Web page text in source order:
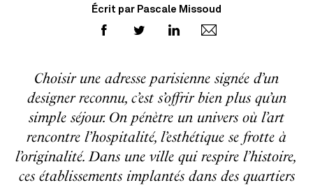
Écrit par Pascale Missoud
Choisir une adresse parisienne signée d’un
designer reconnu, c’est s’offrir bien plus qu’un
simple séjour. On pénètre un univers où l’art
rencontre l’hospitalité, l’esthétique se frotte à
l’originalité. Dans une ville qui respire l’histoire,
ces établissements implantés dans des quartiers